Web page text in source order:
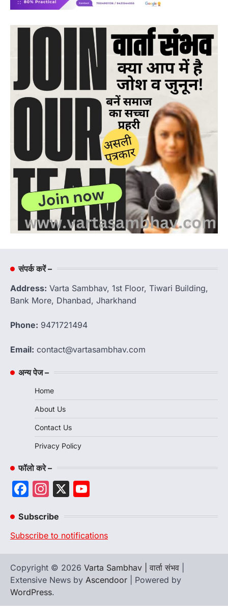
संपर्क करें –
Address: Varta Sambhav, 1st Floor, Tiwari Building,
Bank More, Dhanbad, Jharkhand
Phone: 9471721494
Email: contact@vartasambhav.com
अन्य पेज –
Home
About Us
Contact Us
Privacy Policy
फॉलो करे –
Facebook
Instagram
X
Subscribe
Subscribe to notifications
Copyright © 2026 Varta Sambhav | वार्ता संभव
Extensive News by Ascendoor | Powered by
WordPress.